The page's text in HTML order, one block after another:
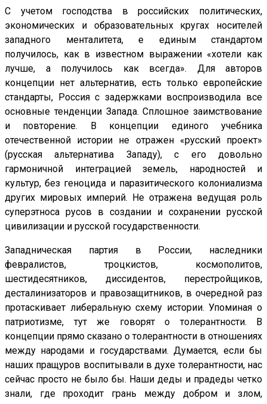
С учетом господства в российских политических,
экономических и образовательных кругах носителей
западного менталитета, е единым стандартом
получилось, как в известном выражении «хотели как
лучше, а получилось как всегда». Для авторов
концепции нет альтернатив, есть только европейские
стандарты, Россия с задержками воспроизводила все
основные тенденции Запада. Сплошное заимствование
и повторение. В концепции единого учебника
отечественной истории не отражен «русский проект»
(русская альтернатива Западу), с его довольно
гармоничной интеграцией земель, народностей и
культур, без геноцида и паразитического колониализма
других мировых империй. Не отражена ведущая роль
суперэтноса русов в создании и сохранении русской
цивилизации и русской государственности.
Западническая партия в России, наследники
февралистов, троцкистов, космополитов,
шестидесятников, диссидентов, перестройщиков,
десталинизаторов и правозащитников, в очередной раз
протаскивает либеральную схему истории. Упоминая о
патриотизме, тут же говорят о толерантности. В
концепции прямо сказано о толерантности в отношениях
между народами и государствами. Думается, если бы
наших пращуров воспитывали в духе толерантности, нас
сейчас просто не было бы. Наши деды и прадеды четко
знали, где проходит грань между добром и злом,